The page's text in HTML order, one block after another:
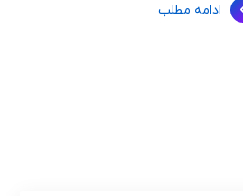
ادامه مطلب